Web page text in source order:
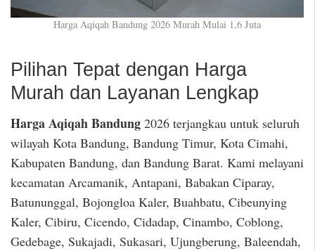
Harga Aqiqah Bandung 2026 Murah Mulai 1,6 Juta
Pilihan Tepat dengan Harga
Murah dan Layanan Lengkap
Harga Aqiqah Bandung 2026 terjangkau untuk seluruh
wilayah Kota Bandung, Bandung Timur, Kota Cimahi,
Kabupaten Bandung, dan Bandung Barat. Kami melayani
kecamatan Arcamanik, Antapani, Babakan Ciparay,
Batununggal, Bojongloa Kaler, Buahbatu, Cibeunying
Kaler, Cibiru, Cicendo, Cidadap, Cinambo, Coblong,
Gedebage, Sukajadi, Sukasari, Ujungberung, Baleendah,